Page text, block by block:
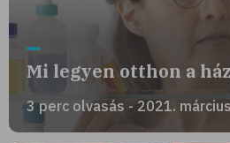
Mi legyen otthon a
3 perc olvasás - 2021.